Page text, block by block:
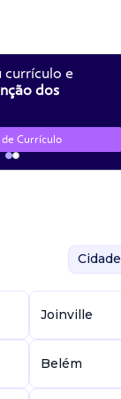
currículo e
dos
de Currículo
Joinville
Belém